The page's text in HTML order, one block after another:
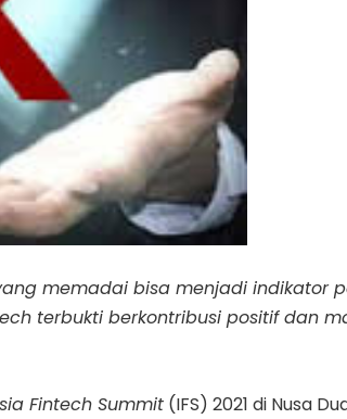
memadai bisa menjadi indikator
terbukti berkontribusi positif dan
Fintech Summit (IFS) 2021 di Nusa